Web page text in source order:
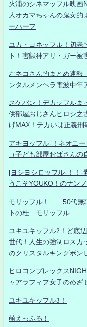
火浦のシネマッフル映画
人オカマちゃんの鬼女的
ーハーフ
ユカ・ヨネッフル！初老
ト！害獣神アリ・ガー被
おネコさん的まとめ速
ンタルメンヘラ電波中年
スケバン！デカッフルま
供部屋おじさんヒロシ之
げMAX！デカいは正義刑
アキヨッフル-！ネオニ
（子ども部屋おばさんの
[ヨシヨシロッフル-！！-
うこそYOUKO！のナン
モリッフル！ 50代無職
トの杜 モリッフル
ユキユキッフル2！ど底
世代！人生の強制ロスカ
のクリスタルキングボン
ヒロコンプレックス
ャアラフィフ女子のめざ
ユキユキッフル3！
萌えっふる！